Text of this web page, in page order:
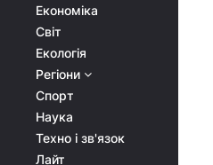
Економіка
Світ
Екологія
Регіони
Спорт
Наука
Техно і зв'язок
Лайт